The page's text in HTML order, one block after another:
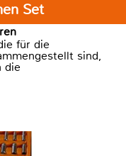
Set
für die
sind,
die